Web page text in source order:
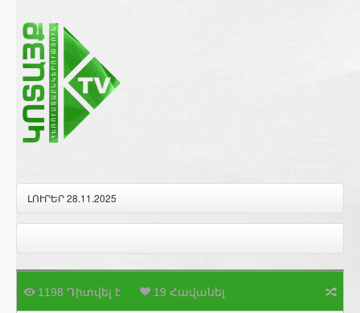
ԼՈՒՐԵՐ 28.11.2025
1198 Դիտվել է 19 Հավանել